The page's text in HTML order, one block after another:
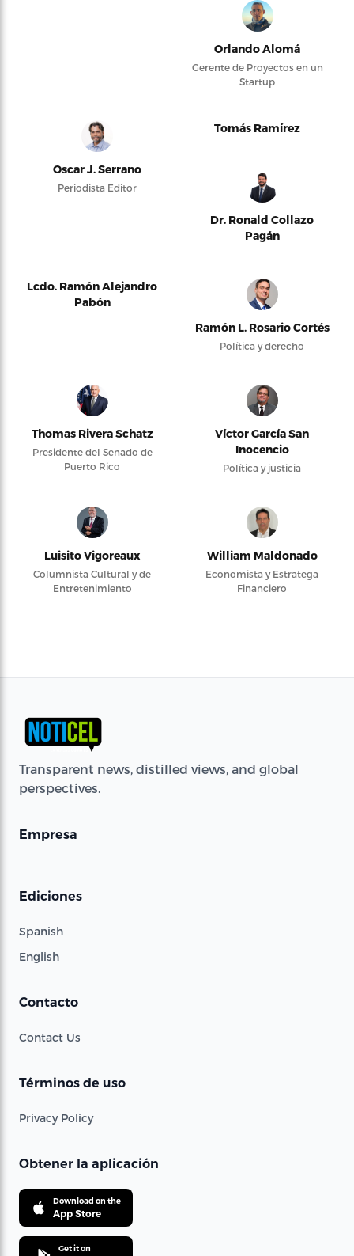
Orlando Alomá
Gerente de Proyectos en un
Startup
Oscar J. Serrano
Periodista Editor
Tomás Ramírez
Dr. Ronald Collazo
Pagán
Lcdo. Ramón Alejandro
Pabón
Ramón L. Rosario Cortés
Política y derecho
Thomas Rivera Schatz
Presidente del Senado de
Puerto Rico
Víctor García San
Inocencio
Política y justicia
Luisito Vigoreaux
Columnista Cultural y de
Entretenimiento
William Maldonado
Economista y Estratega
Financiero
Transparent news, distilled views, and global
perspectives.
Empresa
Ediciones
Spanish
English
Contacto
Contact Us
Términos de uso
Privacy Policy
Obtener la aplicación
Download on the
App Store
Get it on